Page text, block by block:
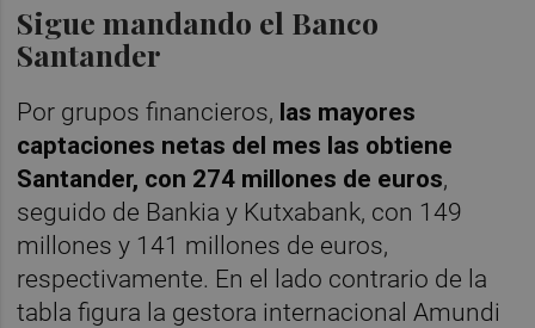
Sigue mandando el Banco
Santander
Por grupos financieros, las mayores
captaciones netas del mes las obtiene
Santander, con 274 millones de euros,
seguido de Bankia y Kutxabank, con 149
millones y 141 millones de euros,
respectivamente. En el lado contrario de la
tabla figura la gestora internacional Amundi